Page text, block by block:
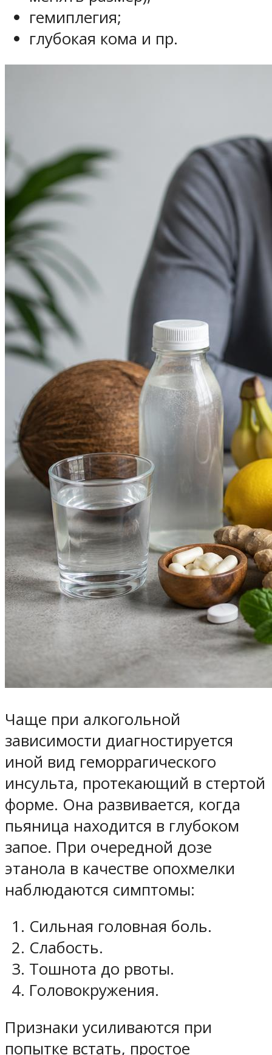
гемиплегия;
глубокая кома и пр.
Чаще при алкогольной
зависимости диагностируется
иной вид геморрагического
инсульта, протекающий в стертой
форме. Она развивается, когда
пьяница находится в глубоком
запое. При очередной дозе
этанола в качестве опохмелки
наблюдаются симптомы:
Сильная головная боль.
Слабость.
Тошнота до рвоты.
Головокружения.
Признаки усиливаются при
попытке встать, простое